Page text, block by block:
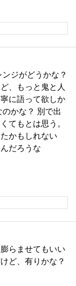
ジがどうかな？
、もっと鬼と人
に語って欲しか
かな？ 別で出
てもとは思う。
かもしれない
だろうな
らませてもいい
ど、有りかな？